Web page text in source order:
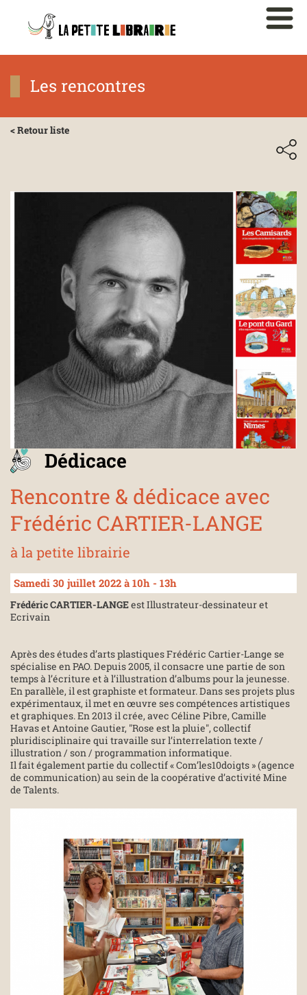
Les rencontres
< Retour liste
Dédicace
Rencontre & dédicace avec
Frédéric CARTIER-LANGE
à la petite librairie
Samedi 30 juillet 2022 à 10h - 13h
Frédéric CARTIER-LANGEest Illustrateur-dessinateur et
Ecrivain
Après des études d’arts plastiques Frédéric Cartier-Lange se
spécialise en PAO. Depuis 2005, il consacre une partie de son
temps à l’écriture et à l’illustration d’albums pour la jeunesse.
En parallèle, il est graphiste et formateur. Dans ses projets plus
expérimentaux, il met en œuvre ses compétences artistiques
et graphiques. En 2013 il crée, avec Céline Pibre, Camille
Havas et Antoine Gautier, "Rose est la pluie", collectif
pluridisciplinaire qui travaille sur l’interrelation texte /
illustration / son / programmation informatique.
Il fait également partie du collectif « Com’les10doigts » (agence
de communication) au sein de la coopérative d’activité Mine
de Talents.